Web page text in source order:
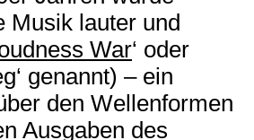
Musik lauter und
War‘ oder
genannt) – ein
den Wellenformen
Ausgaben des